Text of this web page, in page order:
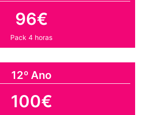
96€
Pack 4 horas
12º Ano
100€